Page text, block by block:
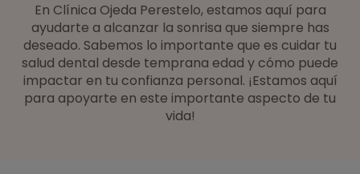
En Clínica Ojeda Perestelo, estamos aquí para
ayudarte a alcanzar la sonrisa que siempre has
deseado. Sabemos lo importante que es cuidar tu
salud dental desde temprana edad y cómo puede
impactar en tu confianza personal. ¡Estamos aquí
para apoyarte en este importante aspecto de tu
vida!